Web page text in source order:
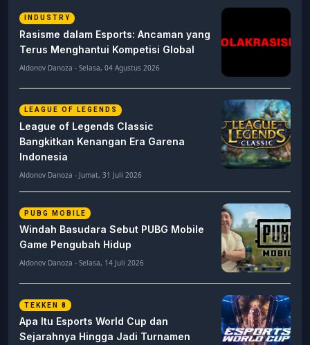
INDUSTRY
Rasisme dalam Esports: Ancaman yang
Terus Menghantui Kompetisi Global
Aldonov Danoza - Selasa, 04 Agustus 2026
LEAGUE OF LEGENDS
League of Legends Classic
Bangkitkan Kenangan Era Garena
Indonesia
Aldonov Danoza - Jumat, 31 Juli 2026
PUBG MOBILE
Windah Basudara Sebut PUBG Mobile
Game Pengubah Hidup
Aldonov Danoza - Selasa, 14 Juli 2026
TEKKEN 8
Apa Itu Esports World Cup dan
Sejarahnya Hingga Jadi Turnamen